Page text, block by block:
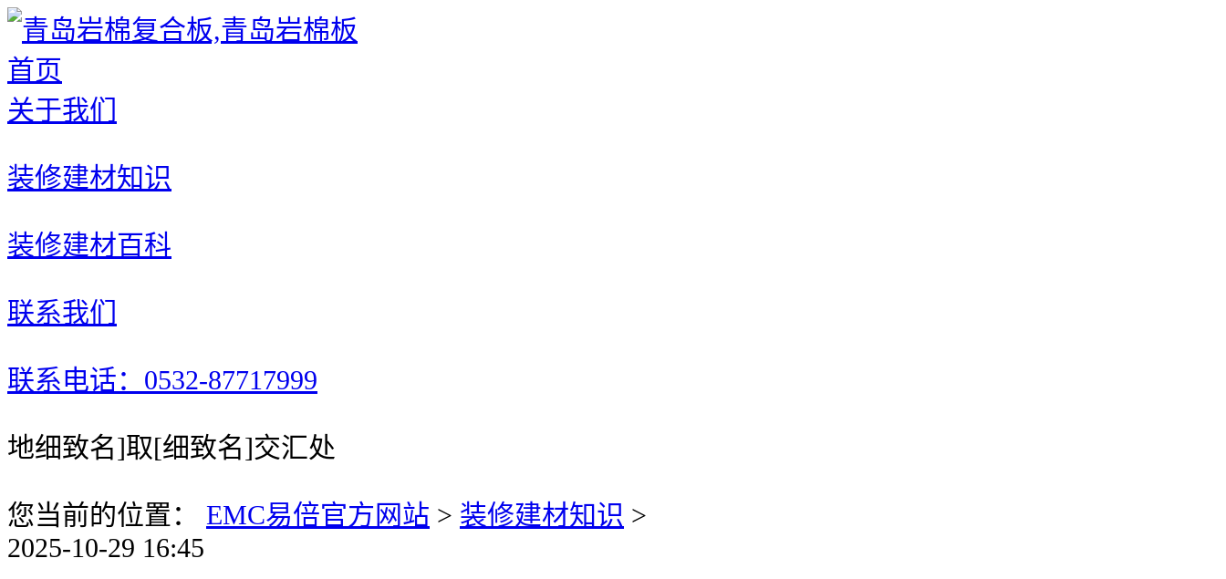
首页
关于我们
装修建材知识
装修建材百科
联系我们
联系电话：0532-87717999
地细致名]取[细致名]交汇处
您当前的位置： EMC易倍官方网站 > 装修建材知识 >
2025-10-29 16:45